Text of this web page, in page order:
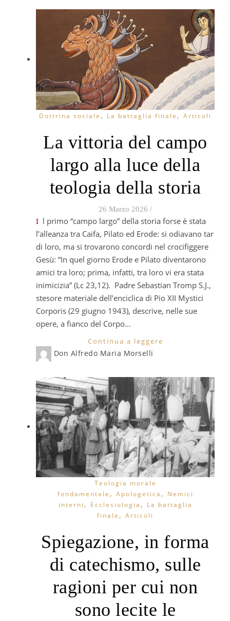
Dottrina sociale , La battaglia finale , Articoli
La vittoria del campo
largo alla luce della
teologia della storia
26 Marzo 2026 /
Il primo “campo largo” della storia forse è stata
l’alleanza tra Caifa, Pilato ed Erode: si odiavano tar
di loro, ma si trovarono concordi nel crocifiggere
Gesù: “In quel giorno Erode e Pilato diventarono
amici tra loro; prima, infatti, tra loro vi era stata
inimicizia” (Lc 23,12). Padre Sebastian Tromp S.J.,
stesore materiale dell’enciclica di Pio XII Mystici
Corporis (29 giugno 1943), descrive, nelle sue
opere, a fianco del Corpo…
Continua a leggere
Don Alfredo Maria Morselli
Teologia morale
fondamentale , Apologetica , Nemici
interni , Ecclesiologia , La battaglia
finale , Articoli
Spiegazione, in forma
di catechismo, sulle
ragioni per cui non
sono lecite le